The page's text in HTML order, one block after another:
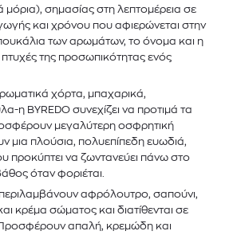
μόρια), σημασίας στη λεπτομέρεια σε
και χρόνου που αφιερώνεται στην
των αρωμάτων, το όνομα και η
πτυχές της προσωπικότητας ενός
χόρτα, μπαχαρικά,
η BYREDO συνεχίζει να προτιμά τα
μεγαλύτερη οσφρητική
μια πλούσια, πολυεπίπεδη ευωδιά,
προκύπτει να ζωντανεύει πάνω στο
όταν φοριέται.
αφρόλουτρο, σαπούνι,
κρέμα σώματος και διατίθενται σε
απαλή, κρεμώδη και